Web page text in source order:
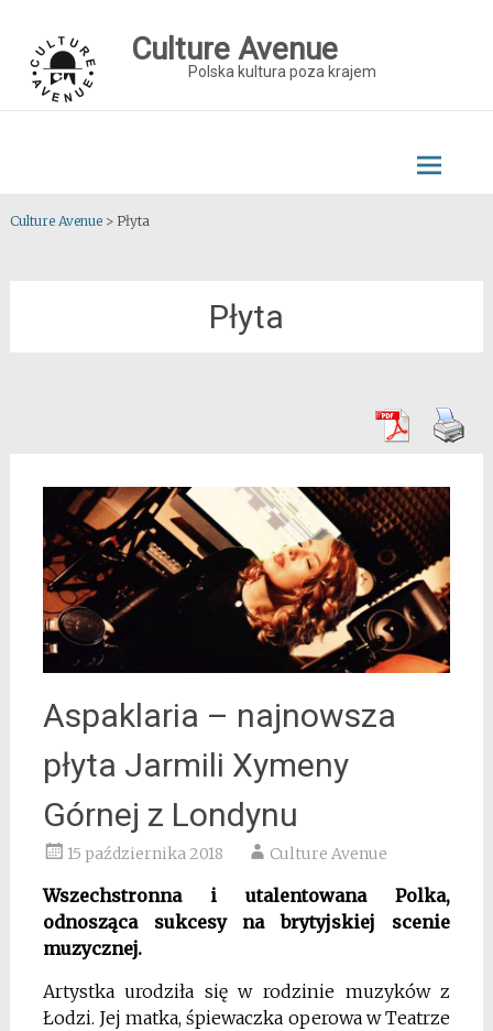
content
Culture Avenue
Polska kultura poza krajem
Culture Avenue> Płyta
Płyta
Aspaklaria – najnowsza
płyta Jarmili Xymeny
Górnej z Londynu
15 października 2018 Culture Avenue
Wszechstronna i utalentowana Polka,
odnosząca sukcesy na brytyjskiej scenie
muzycznej.
Artystka urodziła się w rodzinie muzyków z
Łodzi. Jej matka, śpiewaczka operowa w Teatrze